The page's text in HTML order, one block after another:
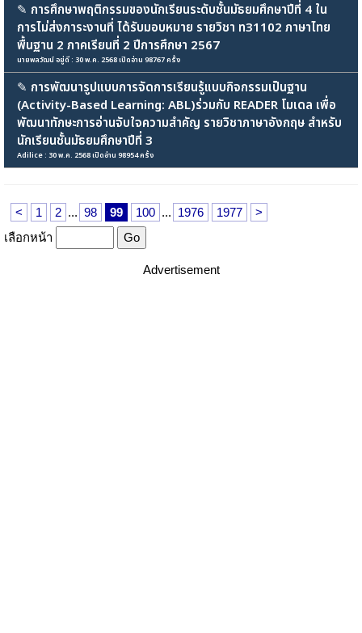
✎ การศึกษาพฤติกรรมของนักเรียนระดับชั้นมัธยมศึกษาปีที่ 4 ใน
การไม่ส่งภาระงานที่ ได้รับมอบหมาย รายวิชา ท31102 ภาษาไทย
พื้นฐาน 2 ภาคเรียนที่ 2 ปีการศึกษา 2567
นายพลวัฒน์ อยู่ดี : 30 พ.ค. 2568 เปิดอ่าน 98767 ครั้ง
✎ การพัฒนารูปแบบการจัดการเรียนรู้แบบกิจกรรมเป็นฐาน
(Activity-Based Learning: ABL)ร่วมกับ READER โมเดล เพื่อ
พัฒนาทักษะการอ่านจับใจความสำคัญ รายวิชาภาษาอังกฤษ สำหรับ
นักเรียนชั้นมัธยมศึกษาปีที่ 3
Adilice : 30 พ.ค. 2568 เปิดอ่าน 98954 ครั้ง
< 1 2 ... 98 99 100 ... 1976 1977
>
เลือกหน้า
Advertisement